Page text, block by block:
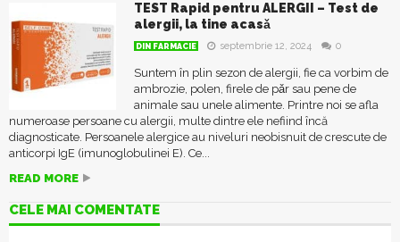
TEST Rapid pentru ALERGII – Test de
alergii, la tine acasǎ
DIN FARMACIE septembrie 12, 2024 0
Suntem în plin sezon de alergii, fie ca vorbim de
ambrozie, polen, firele de pǎr sau pene de
animale sau unele alimente. Printre noi se afla
numeroase persoane cu alergii, multe dintre ele nefiind încă
diagnosticate. Persoanele alergice au niveluri neobisnuit de crescute de
anticorpi IgE (imunoglobulinei E). Ce...
READ MORE
CELE MAI COMENTATE